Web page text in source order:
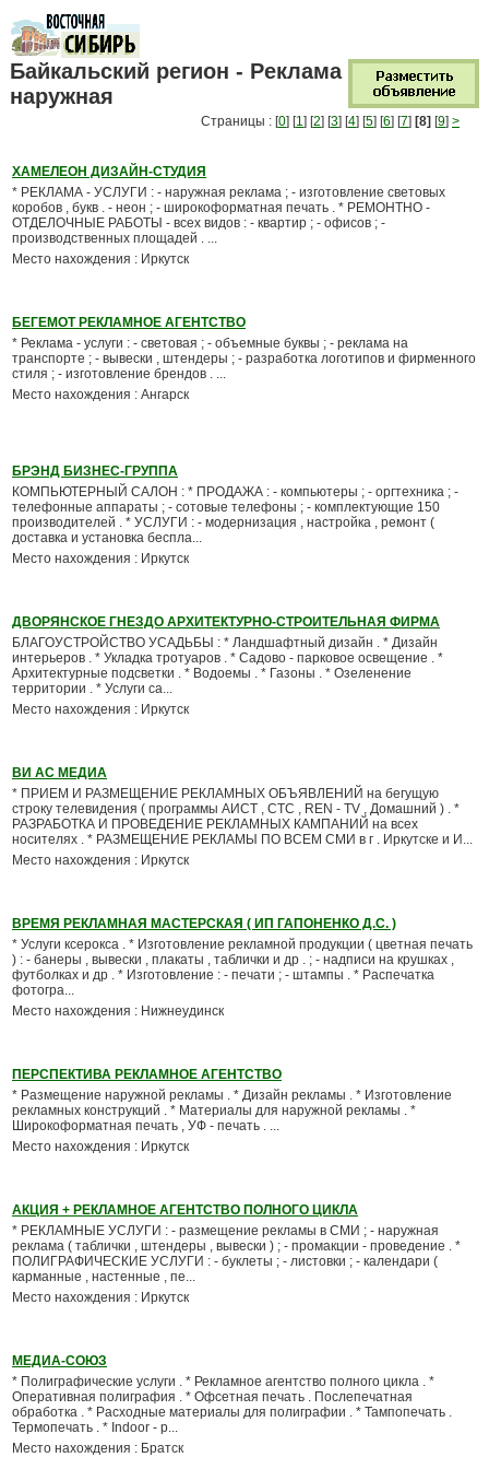
Байкальский регион - Реклама
наружная
Страницы : [0] [1] [2] [3] [4] [5] [6] [7] [8] [9] >
ХАМЕЛЕОН ДИЗАЙН-СТУДИЯ
* РЕКЛАМА - УСЛУГИ : - наружная реклама ; - изготовление световых
коробов , букв . - неон ; - широкоформатная печать . * РЕМОНТНО -
ОТДЕЛОЧНЫЕ РАБОТЫ - всех видов : - квартир ; - офисов ; -
производственных площадей . ...
Место нахождения : Иркутск
БЕГЕМОТ РЕКЛАМНОЕ АГЕНТСТВО
* Реклама - услуги : - световая ; - объемные буквы ; - реклама на
транспорте ; - вывески , штендеры ; - разработка логотипов и фирменного
стиля ; - изготовление брендов . ...
Место нахождения : Ангарск
БРЭНД БИЗНЕС-ГРУППА
КОМПЬЮТЕРНЫЙ САЛОН : * ПРОДАЖА : - компьютеры ; - оргтехника ; -
телефонные аппараты ; - сотовые телефоны ; - комплектующие 150
производителей . * УСЛУГИ : - модернизация , настройка , ремонт (
доставка и установка беспла...
Место нахождения : Иркутск
ДВОРЯНСКОЕ ГНЕЗДО АРХИТЕКТУРНО-СТРОИТЕЛЬНАЯ ФИРМА
БЛАГОУСТРОЙСТВО УСАДЬБЫ : * Ландшафтный дизайн . * Дизайн
интерьеров . * Укладка тротуаров . * Садово - парковое освещение . *
Архитектурные подсветки . * Водоемы . * Газоны . * Озеленение
территории . * Услуги са...
Место нахождения : Иркутск
ВИ АС МЕДИА
* ПРИЕМ И РАЗМЕЩЕНИЕ РЕКЛАМНЫХ ОБЪЯВЛЕНИЙ на бегущую
строку телевидения ( программы АИСТ , СТС , REN - TV , Домашний ) . *
РАЗРАБОТКА И ПРОВЕДЕНИЕ РЕКЛАМНЫХ КАМПАНИЙ на всех
носителях . * РАЗМЕЩЕНИЕ РЕКЛАМЫ ПО ВСЕМ СМИ в г . Иркутске и И...
Место нахождения : Иркутск
ВРЕМЯ РЕКЛАМНАЯ МАСТЕРСКАЯ ( ИП ГАПОНЕНКО Д.С. )
* Услуги ксерокса . * Изготовление рекламной продукции ( цветная печать
) : - банеры , вывески , плакаты , таблички и др . ; - надписи на крушках ,
футболках и др . * Изготовление : - печати ; - штампы . * Распечатка
фотогра...
Место нахождения : Нижнеудинск
ПЕРСПЕКТИВА РЕКЛАМНОЕ АГЕНТСТВО
* Размещение наружной рекламы . * Дизайн рекламы . * Изготовление
рекламных конструкций . * Материалы для наружной рекламы . *
Широкоформатная печать , УФ - печать . ...
Место нахождения : Иркутск
АКЦИЯ + РЕКЛАМНОЕ АГЕНТСТВО ПОЛНОГО ЦИКЛА
* РЕКЛАМНЫЕ УСЛУГИ : - размещение рекламы в СМИ ; - наружная
реклама ( таблички , штендеры , вывески ) ; - промакции - проведение . *
ПОЛИГРАФИЧЕСКИЕ УСЛУГИ : - буклеты ; - листовки ; - календари (
карманные , настенные , пе...
Место нахождения : Иркутск
МЕДИА-СОЮЗ
* Полиграфические услуги . * Рекламное агентство полного цикла . *
Оперативная полиграфия . * Офсетная печать . Послепечатная
обработка . * Расходные материалы для полиграфии . * Тампопечать .
Термопечать . * Indoor - р...
Место нахождения : Братск